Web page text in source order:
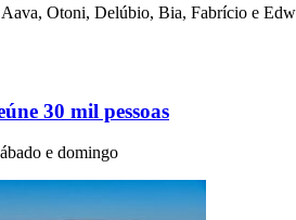
Otoni, Delúbio, Bia, Fabrício e
30 mil pessoas
e domingo